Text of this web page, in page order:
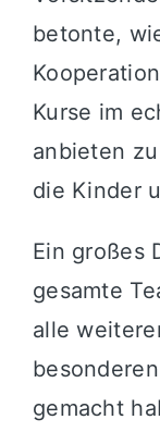
betonte,
Kurse im
anbieten
die Kinder
Ein großes
gesamte
alle
gemacht